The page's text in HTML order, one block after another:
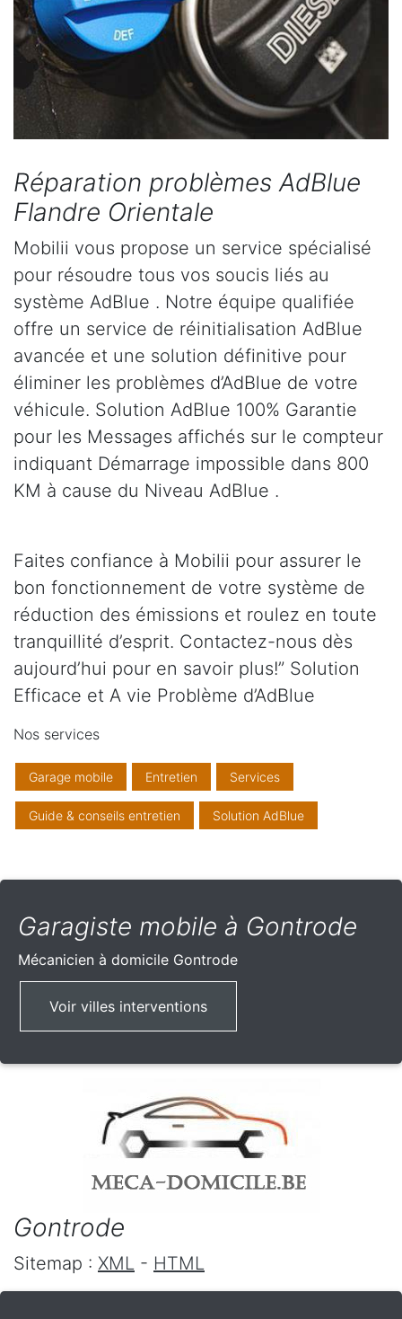
Réparation problèmes AdBlue
Flandre Orientale
Mobilii vous propose un service spécialisé
pour résoudre tous vos soucis liés au
système AdBlue . Notre équipe qualifiée
offre un service de réinitialisation AdBlue
avancée et une solution définitive pour
éliminer les problèmes d’AdBlue de votre
véhicule. Solution AdBlue 100% Garantie
pour les Messages affichés sur le compteur
indiquant Démarrage impossible dans 800
KM à cause du Niveau AdBlue .
Faites confiance à Mobilii pour assurer le
bon fonctionnement de votre système de
réduction des émissions et roulez en toute
tranquillité d’esprit. Contactez-nous dès
aujourd’hui pour en savoir plus!” Solution
Efficace et A vie Problème d’AdBlue
Nos services
Garage mobile Entretien Services
Guide & conseils entretien Solution AdBlue
Garagiste mobile à Gontrode
Mécanicien à domicile Gontrode
Voir villes interventions
Gontrode
Sitemap : XML - HTML